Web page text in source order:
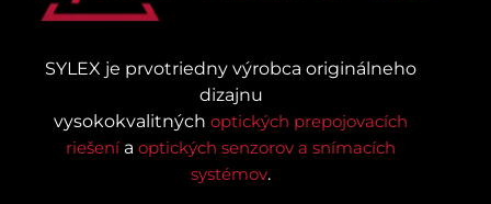
SYLEX je prvotriedny výrobca originálneho
dizajnu
vysokokvalitných optických prepojovacích
riešení a optických senzorov a snímacích
systémov.